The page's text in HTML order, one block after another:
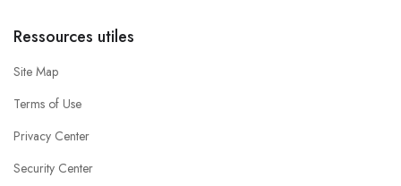
Ressources utiles
Site Map
Terms of Use
Privacy Center
Security Center